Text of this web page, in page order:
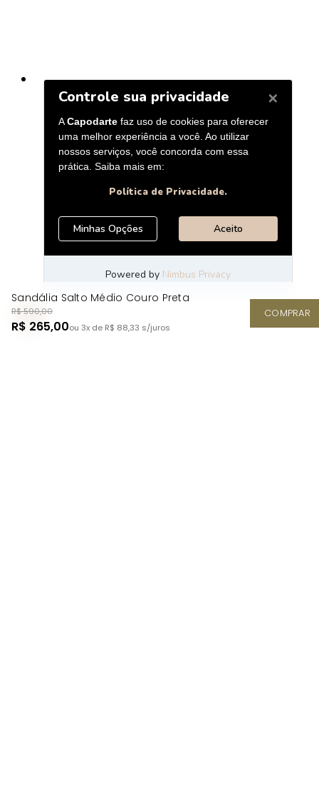
Sandália Salto Médio Couro Preta
R$ 590,00
R$ 265,00ou 3x de R$ 88,33 s/juros
COMPRAR